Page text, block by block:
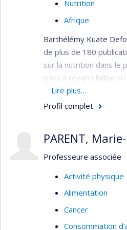
Nutrition
Afrique
Barthélémy Kuate
de plus de 180
sur la nutrition dans le
pays à revenu faible
l'épidémiologie et le
transmissibles
maladies
dans 195 pays du
paramétriques et non-
modélisations
niveaux et multi-états.
Ses domaines de
Lire plus…
Profil complet
PARENT,
Professeure associée
Activité physique
Alimentation
Cancer
Consommation